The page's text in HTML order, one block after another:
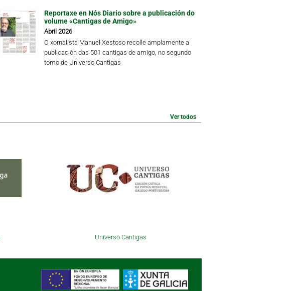
Reportaxe en Nós Diario sobre a publicación do
volume «Cantigas de Amigo»
Abril 2026
O xornalista Manuel Xestoso recolle amplamente a
publicación das 501 cantigas de amigo, no segundo
tomo de Universo Cantigas
Ver todos
Universo Cantigas